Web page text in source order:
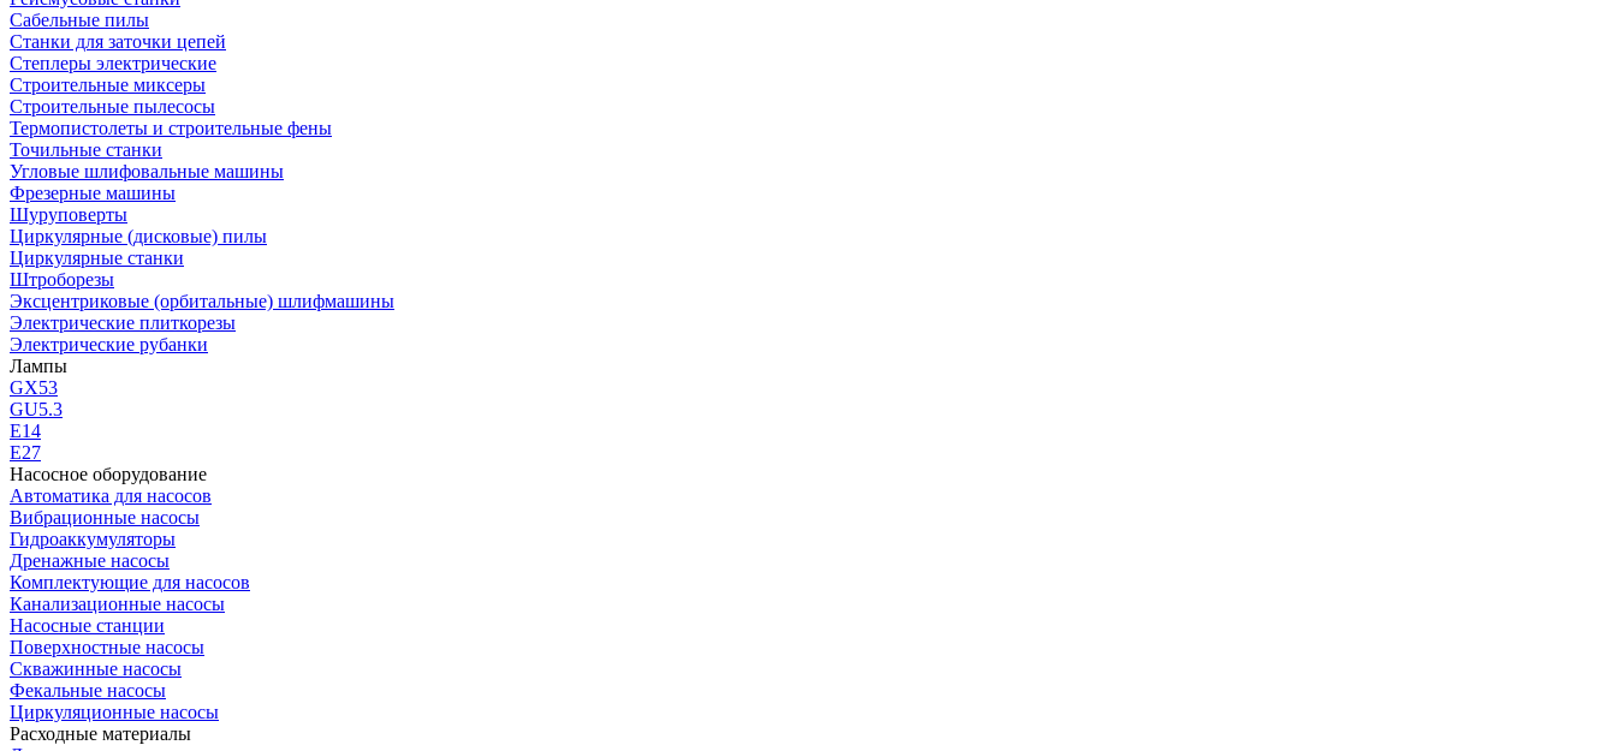
Сабельные пилы
Станки для заточки цепей
Степлеры электрические
Строительные миксеры
Строительные пылесосы
Термопистолеты и строительные фены
Точильные станки
Угловые шлифовальные машины
Фрезерные машины
Шуруповерты
Циркулярные (дисковые) пилы
Циркулярные станки
Штроборезы
Эксцентриковые (орбитальные) шлифмашины
Электрические плиткорезы
Электрические рубанки
Лампы
GX53
GU5.3
Е14
Е27
Насосное оборудование
Автоматика для насосов
Вибрационные насосы
Гидроаккумуляторы
Дренажные насосы
Комплектующие для насосов
Канализационные насосы
Насосные станции
Поверхностные насосы
Скважинные насосы
Фекальные насосы
Циркуляционные насосы
Расходные материалы